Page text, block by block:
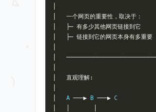
一个网页的重要性，取决于：
├─ 有多少其他网页链接到它
├─ 链接到它的网页本身有多重要
直观理解:
   A
───▶ B ───▶